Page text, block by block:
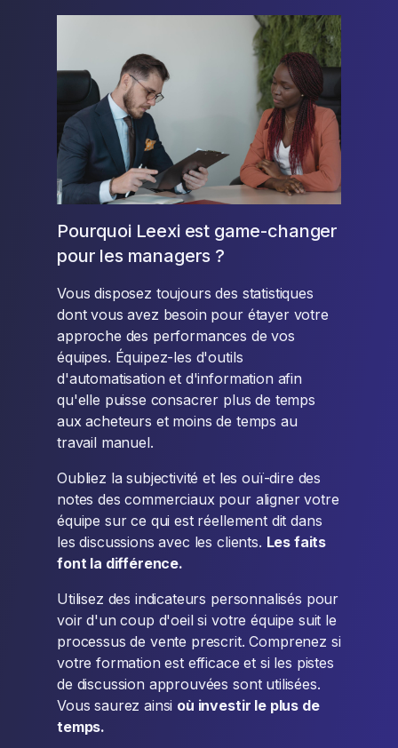
Pourquoi Leexi est game-changer
pour les managers ?
Vous disposez toujours des statistiques
dont vous avez besoin pour étayer votre
approche des performances de vos
équipes. Équipez-les d'outils
d'automatisation et d'information afin
qu'elle puisse consacrer plus de temps
aux acheteurs et moins de temps au
travail manuel.
Oubliez la subjectivité et les ouï-dire des
notes des commerciaux pour aligner votre
équipe sur ce qui est réellement dit dans
les discussions avec les clients. Les faits
font la différence.
Utilisez des indicateurs personnalisés pour
voir d'un coup d'oeil si votre équipe suit le
processus de vente prescrit. Comprenez si
votre formation est efficace et si les pistes
de discussion approuvées sont utilisées.
Vous saurez ainsi où investir le plus de
temps.